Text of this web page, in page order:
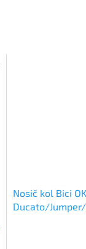
Nosič kol Bici
Ducato/